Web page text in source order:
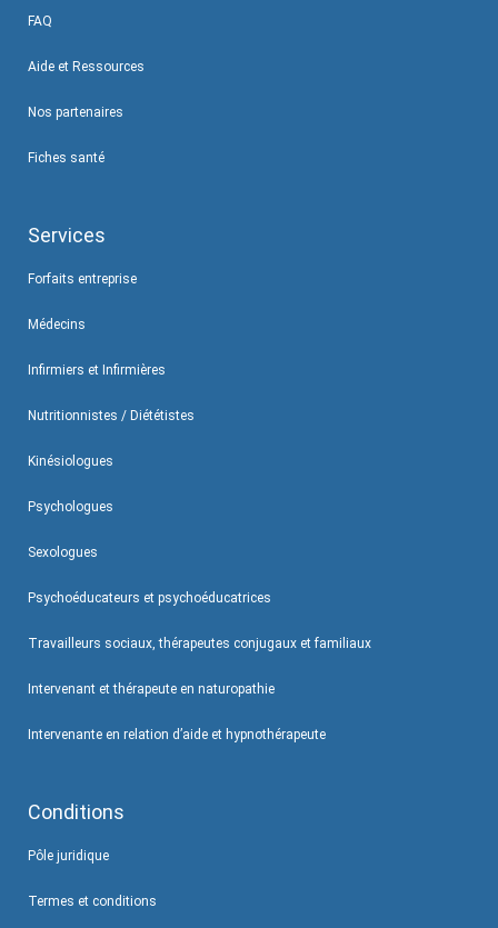
FAQ
Aide et Ressources
Nos partenaires
Fiches santé
Services
Forfaits entreprise
Médecins
Infirmiers et Infirmières
Nutritionnistes / Diététistes
Kinésiologues
Psychologues
Sexologues
Psychoéducateurs et psychoéducatrices
Travailleurs sociaux, thérapeutes conjugaux et familiaux
Intervenant et thérapeute en naturopathie
Intervenante en relation d’aide et hypnothérapeute
Conditions
Pôle juridique
Termes et conditions